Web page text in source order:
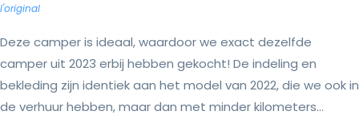
l'original
Deze camper is ideaal, waardoor we exact dezelfde
camper uit 2023 erbij hebben gekocht! De indeling en
bekleding zijn identiek aan het model van 2022, die we ook in
de verhuur hebben, maar dan met minder kilometers...